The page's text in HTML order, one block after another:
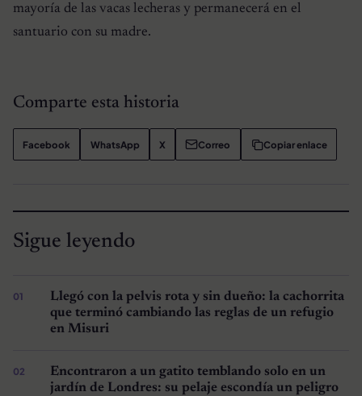
mayoría de las vacas lecheras y permanecerá en el
santuario con su madre.
Comparte esta historia
Facebook WhatsApp X Correo Copiar enlace
Sigue leyendo
Llegó con la pelvis rota y sin dueño: la cachorrita
que terminó cambiando las reglas de un refugio
en Misuri
Encontraron a un gatito temblando solo en un
jardín de Londres: su pelaje escondía un peligro